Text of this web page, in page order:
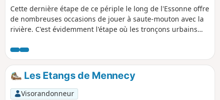
Cette dernière étape de ce périple le long de l'Essonne offre
de nombreuses occasions de jouer à saute-mouton avec la
rivière. C'est évidemment l'étape où les tronçons urbains
ainsi son riche patrimoine religieux, civil ou industriel.
Les Etangs de Mennecy
Visorandonneur